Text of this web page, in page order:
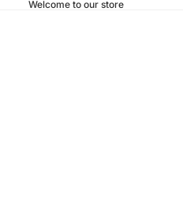
Welcome to our store